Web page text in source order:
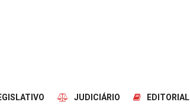
JUDICIÁRIO EDITORIAL